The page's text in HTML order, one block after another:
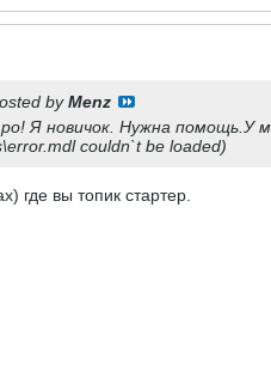
byMenz
Я новичок. Нужна помощь.У
couldn`t be loaded)
где вы топик стартер.